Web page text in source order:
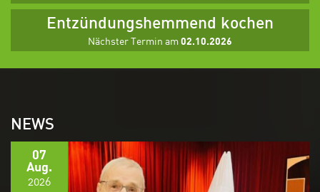
Entzündungshemmend kochen
Nächster Termin am02.10.2026
NEWS
07
Aug.
2026